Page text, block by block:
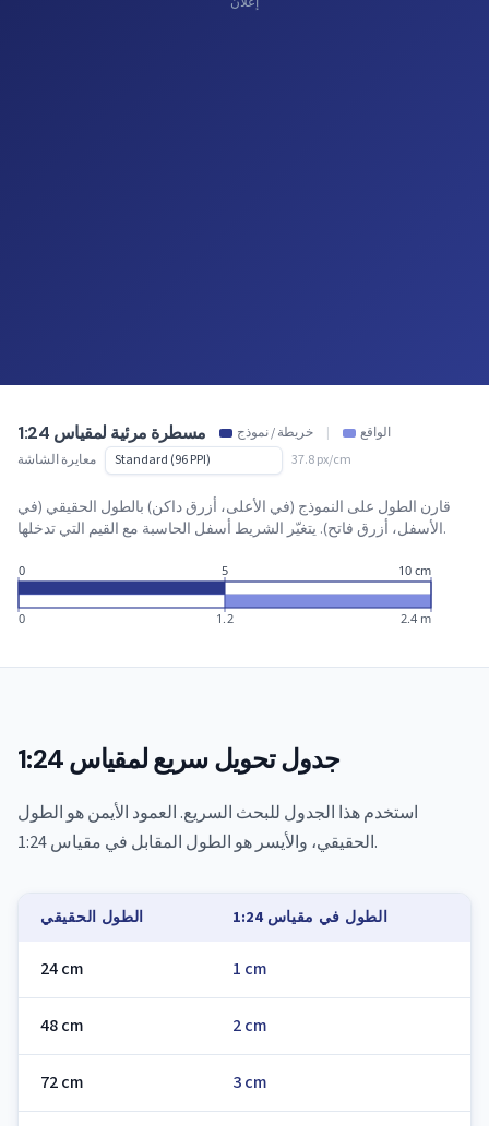
مسطرة مرئية لمقياس 1:24 خريطة / نموذج |
الواقع
معايرة الشاشة
37.8 px/cm
قارن الطول على النموذج (في الأعلى، أزرق داكن) بالطول الحقيقي (في
الأسفل، أزرق فاتح). يتغيّر الشريط أسفل الحاسبة مع القيم التي تدخلها.
0
0
5
1.2
10 cm
2.4 m
جدول تحويل سريع لمقياس 1:24
استخدم هذا الجدول للبحث السريع. العمود الأيمن هو الطول
الحقيقي، والأيسر هو الطول المقابل في مقياس 1:24.
الطول الحقيقي الطول في مقياس 1:24
24 cm 1 cm
48 cm 2 cm
72 cm 3 cm